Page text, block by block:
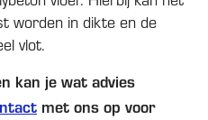
worden in dikte en de
vlot.
kan je wat advies
met ons op voor